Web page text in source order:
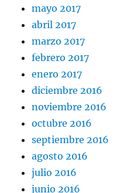
mayo 2017
abril 2017
marzo 2017
febrero 2017
enero 2017
diciembre 2016
noviembre 2016
octubre 2016
septiembre 2016
agosto 2016
julio 2016
junio 2016